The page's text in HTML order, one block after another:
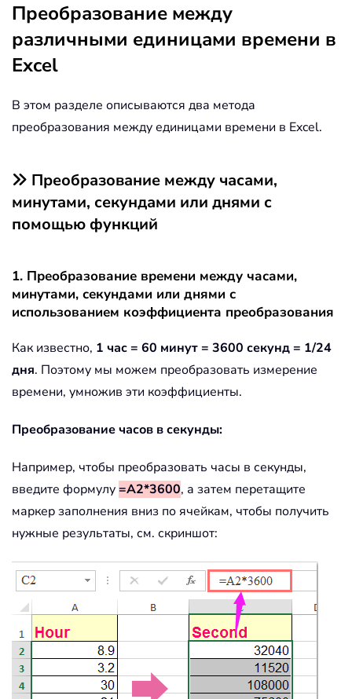
Преобразование между
различными единицами времени в
Excel
В этом разделе описываются два метода
преобразования между единицами времени в Excel.
Преобразование между часами,
минутами, секундами или днями с
помощью функций
1. Преобразование времени между часами,
минутами, секундами или днями с
использованием коэффициента преобразования
Как известно, 1 час = 60 минут = 3600 секунд = 1/24
дня. Поэтому мы можем преобразовать измерение
времени, умножив эти коэффициенты.
Преобразование часов в секунды:
Например, чтобы преобразовать часы в секунды,
введите формулу=A2*3600, а затем перетащите
маркер заполнения вниз по ячейкам, чтобы получить
нужные результаты, см. скриншот: